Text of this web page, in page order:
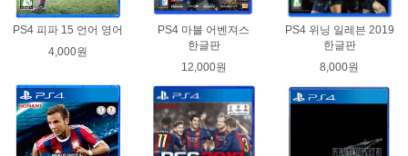
PS4 피파 15 언어 영어
4,000원
PS4 마블 어벤져스
한글판
12,000원
PS4 위닝 일레븐 2019
한글판
8,000원